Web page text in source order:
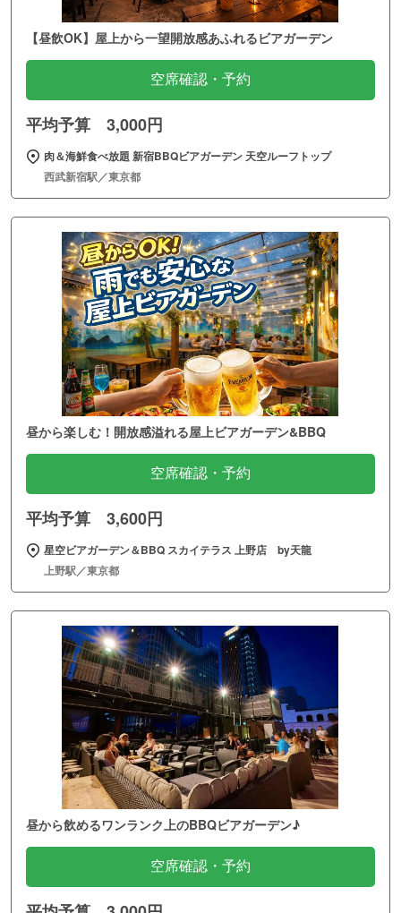
【昼飲OK】屋上から一望開放感あふれるビアガーデン
空席確認・予約
平均予算 3,000円
肉＆海鮮食べ放題 新宿BBQビアガーデン 天空ルーフトップ
西武新宿駅／東京都
昼から楽しむ！開放感溢れる屋上ビアガーデン&BBQ
空席確認・予約
平均予算 3,600円
星空ビアガーデン＆BBQ スカイテラス 上野店 by天龍
上野駅／東京都
昼から飲めるワンランク上のBBQビアガーデン♪
空席確認・予約